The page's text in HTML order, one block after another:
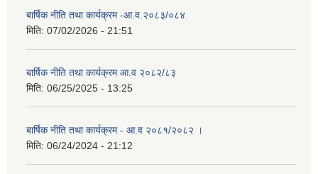
बार्षिक नीति तथा कार्यक्रम -आ.व.२०८३/०८४
मिति: 07/02/2026 - 21:51
बार्षिक नीति तथा कार्यक्रम आ.व २०८२/८३
मिति: 06/25/2025 - 13:25
बार्षिक नीति तथा कार्यक्रम - आ.व २०८१/२०८२ ।
मिति: 06/24/2024 - 21:12